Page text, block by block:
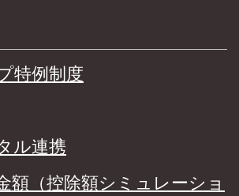
特例制度
ル連携
額（控除額シミュレーショ